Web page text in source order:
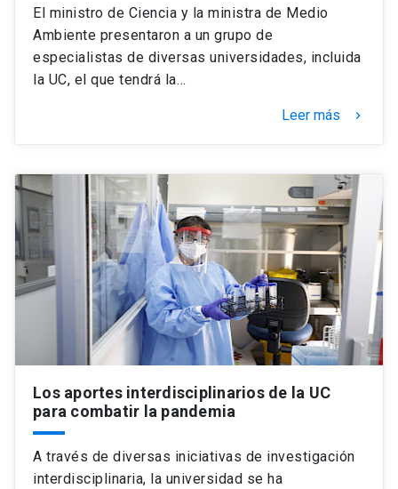
El ministro de Ciencia y la ministra de Medio
Ambiente presentaron a un grupo de
especialistas de diversas universidades, incluida
la UC, el que tendrá la…
Leer más keyboard_arrow_right
Los aportes interdisciplinarios de la UC
para combatir la pandemia
A través de diversas iniciativas de investigación
interdisciplinaria, la universidad se ha